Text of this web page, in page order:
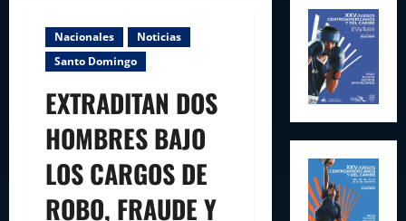
Nacionales
Noticias
Santo Domingo
EXTRADITAN DOS
HOMBRES BAJO
LOS CARGOS DE
ROBO, FRAUDE Y